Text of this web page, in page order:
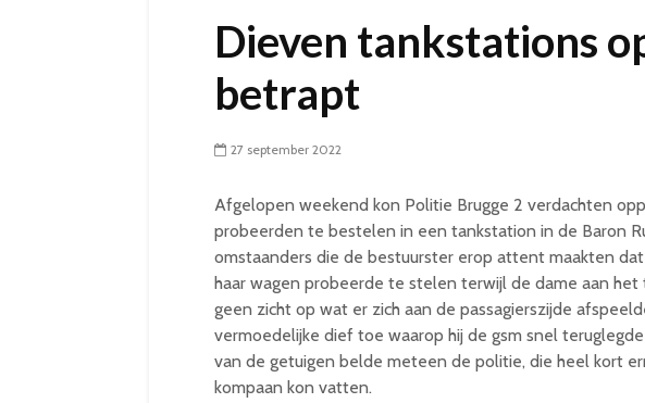
Dieven tankstations
betrapt
27 september 2022
Afgelopen weekend kon Politie Brugge 2 verdachten
probeerden te bestelen in een tankstation in de Baron
omstaanders die de bestuurster erop attent maakten
haar wagen probeerde te stelen terwijl de dame aan het
geen zicht op wat er zich aan de passagierszijde
vermoedelijke dief toe waarop hij de gsm snel
van de getuigen belde meteen de politie, die heel kort
kompaan kon vatten.